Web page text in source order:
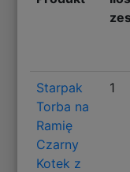
Starpak
Torba na
Ramię
Czarny
Kotek z
1